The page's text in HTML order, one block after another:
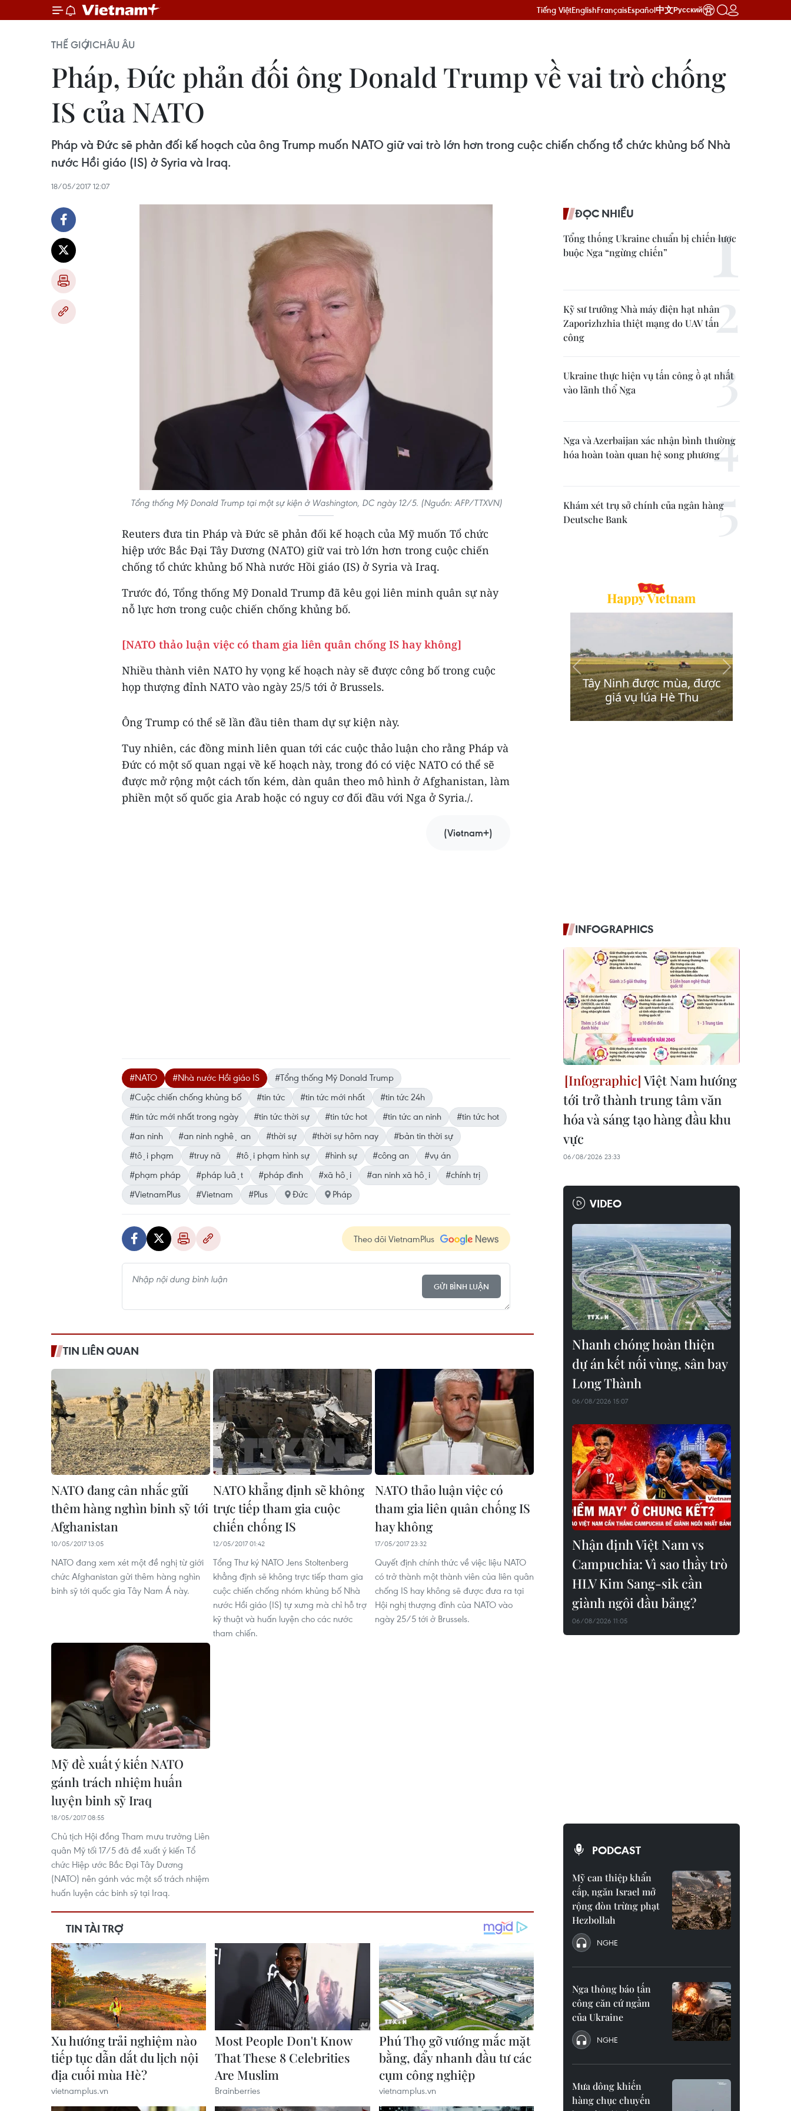
Tiếng ViệtEnglishFrançaisEspañol中文Русский
THẾ GIỚICHÂU ÂU
Pháp, Đức phản đối ông Donald Trump về vai trò chống
IS của NATO
Pháp và Đức sẽ phản đối kế hoạch của ông Trump muốn NATO giữ vai trò lớn hơn trong cuộc chiến chống tổ chức khủng bố Nhà
nước Hồi giáo (IS) ở Syria và Iraq.
18/05/2017 12:07
Tổng thống Mỹ Donald Trump tại một sự kiện ở Washington, DC ngày 12/5. (Nguồn: AFP/TTXVN)
Reuters đưa tin Pháp và Đức sẽ phản đối kế hoạch của Mỹ muốn Tổ chức
hiệp ước Bắc Đại Tây Dương (NATO) giữ vai trò lớn hơn trong cuộc chiến
chống tổ chức khủng bố Nhà nước Hồi giáo (IS) ở Syria và Iraq.
Trước đó, Tổng thống Mỹ Donald Trump đã kêu gọi liên minh quân sự này
nỗ lực hơn trong cuộc chiến chống khủng bố.
[NATO thảo luận việc có tham gia liên quân chống IS hay không]
Nhiều thành viên NATO hy vọng kế hoạch này sẽ được công bố trong cuộc
họp thượng đỉnh NATO vào ngày 25/5 tới ở Brussels.
Ông Trump có thể sẽ lần đầu tiên tham dự sự kiện này.
Tuy nhiên, các đồng minh liên quan tới các cuộc thảo luận cho rằng Pháp và
Đức có một số quan ngại về kế hoạch này, trong đó có việc NATO có thể sẽ
được mở rộng một cách tốn kém, dàn quân theo mô hình ở Afghanistan, làm
phiền một số quốc gia Arab hoặc có nguy cơ đối đầu với Nga ở Syria./.
(Vietnam+)
#NATO #Nhà nước Hồi giáo IS
#Tổng thống Mỹ Donald Trump
#Cuộc chiến chống khủng bố
#tin tức #tin tức mới nhất
#tin tức 24h
#tin tức mới nhất trong ngày
#tin tức thời sự #tin tức hot #tin tức an ninh
#tin tức hot
#an ninh
#an ninh nghệ an #thời sự #thời sự hôm nay
#bản tin thời sự
#tội phạm
#truy nã #tội phạm hình sự #hình sự #công an
#vụ án
#phạm pháp
#pháp luật #pháp đình #xã hội #an ninh xã hội
#chính trị
#VietnamPlus
#Vietnam #Plus Đức Pháp
Theo dõi VietnamPlus
GỬI BÌNH LUẬN
TIN LIÊN QUAN
NATO đang cân nhắc gửi
thêm hàng nghìn binh sỹ tới
Afghanistan
10/05/2017 13:05
NATO đang xem xét một đề nghị từ giới
chức Afghanistan gửi thêm hàng nghìn
binh sỹ tới quốc gia Tây Nam Á này.
NATO khẳng định sẽ không
trực tiếp tham gia cuộc
chiến chống IS
12/05/2017 01:42
Tổng Thư ký NATO Jens Stoltenberg
khẳng định sẽ không trực tiếp tham gia
cuộc chiến chống nhóm khủng bố Nhà
nước Hồi giáo (IS) tự xưng mà chỉ hỗ trợ
kỹ thuật và huấn luyện cho các nước
tham chiến.
NATO thảo luận việc có
tham gia liên quân chống IS
hay không
17/05/2017 23:32
Quyết định chính thức về việc liệu NATO
có trở thành một thành viên của liên quân
chống IS hay không sẽ được đưa ra tại
Hội nghị thượng đỉnh của NATO vào
ngày 25/5 tới ở Brussels.
Mỹ đề xuất ý kiến NATO
gánh trách nhiệm huấn
luyện binh sỹ Iraq
18/05/2017 08:55
Chủ tịch Hội đồng Tham mưu trưởng Liên
quân Mỹ tối 17/5 đã đề xuất ý kiến Tổ
chức Hiệp ước Bắc Đại Tây Dương
(NATO) nên gánh vác một số trách nhiệm
huấn luyện các binh sỹ tại Iraq.
ĐỌC NHIỀU
Tổng thống Ukraine chuẩn bị chiến lược
buộc Nga “ngừng chiến”
Kỹ sư trưởng Nhà máy điện hạt nhân
Zaporizhzhia thiệt mạng do UAV tấn
công
Ukraine thực hiện vụ tấn công ồ ạt nhất
vào lãnh thổ Nga
Nga và Azerbaijan xác nhận bình thường
hóa hoàn toàn quan hệ song phương
Khám xét trụ sở chính của ngân hàng
Deutsche Bank
INFOGRAPHICS
Việt Nam hướng
tới trở thành trung tâm văn
hóa và sáng tạo hàng đầu khu
vực
06/08/2026 23:33
VIDEO
Nhanh chóng hoàn thiện
dự án kết nối vùng, sân bay
Long Thành
06/08/2026 15:07
Nhận định Việt Nam vs
Campuchia: Vì sao thầy trò
HLV Kim Sang-sik cần
giành ngôi đầu bảng?
06/08/2026 11:05
PODCAST
Mỹ can thiệp khẩn
cấp, ngăn Israel mở
rộng đòn trừng phạt
Hezbollah
NGHE
Nga thông báo tấn
công căn cứ ngầm
của Ukraine
NGHE
Mưa dông khiến
hàng chục chuyến